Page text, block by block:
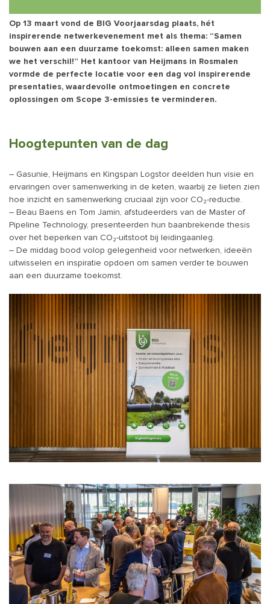
Op 13 maart vond de BIG Voorjaarsdag plaats, hét
inspirerende netwerkevenement met als thema: “Samen
bouwen aan een duurzame toekomst: alleen samen maken
we het verschil!” Het kantoor van Heijmans in Rosmalen
vormde de perfecte locatie voor een dag vol inspirerende
presentaties, waardevolle ontmoetingen en concrete
oplossingen om Scope 3-emissies te verminderen.
Hoogtepunten van de dag
– Gasunie, Heijmans en Kingspan Logstor deelden hun visie en
ervaringen over samenwerking in de keten, waarbij ze lieten zien
hoe inzicht en samenwerking cruciaal zijn voor CO₂-reductie.
– Beau Baens en Tom Jamin, afstudeerders van de Master of
Pipeline Technology, presenteerden hun baanbrekende thesis
over het beperken van CO₂-uitstoot bij leidingaanleg.
– De middag bood volop gelegenheid voor netwerken, ideeën
uitwisselen en inspiratie opdoen om samen verder te bouwen
aan een duurzame toekomst.